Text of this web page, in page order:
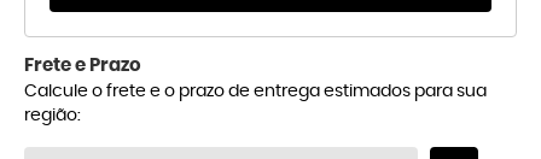
Frete e Prazo
Calcule o frete e o prazo de entrega estimados para sua
região: